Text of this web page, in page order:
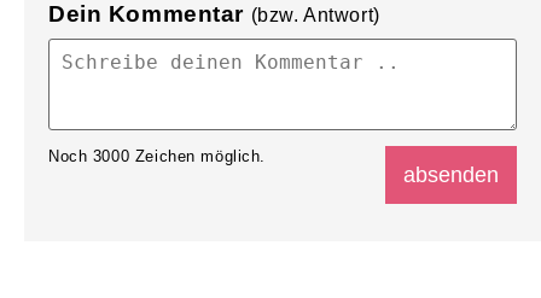
Dein Kommentar (bzw. Antwort)
Noch 3000 Zeichen möglich.